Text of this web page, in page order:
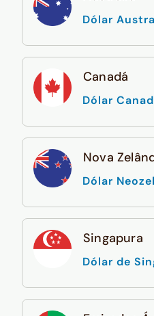
Dólar
Canadá
Dólar
Nova
Dólar
Singapura
Dólar de